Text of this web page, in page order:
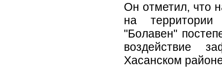
Он отметил, что
на территории
"Болавен"
воздействие
Хасанском